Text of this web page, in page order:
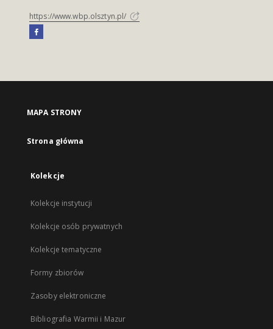
https://www.wbp.olsztyn.pl/
MAPA STRONY
Strona główna
Kolekcje
Kolekcje instytucji
Kolekcje osób prywatnych
Kolekcje tematyczne
Formy zbiorów
Zasoby elektroniczne
Bibliografia Warmii i Mazur